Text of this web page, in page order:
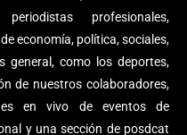
profesionales,
economía, política, sociales,
general, como los deportes,
de nuestros colaboradores,
en vivo de eventos de
y una sección de posdcat